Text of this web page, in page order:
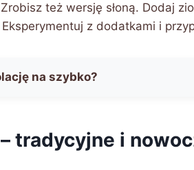
też wersję słoną. Dodaj
z dodatkami i
na szybko?
tradycyjne i